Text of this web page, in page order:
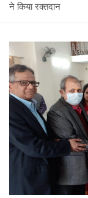
ने किया रक्तदान